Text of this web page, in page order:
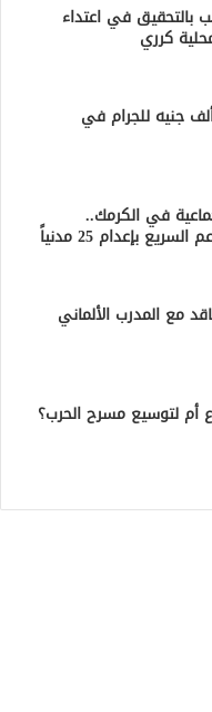
بالتحقيق في اعتداء
كرري
يتجاوز 700 ألف جنيه للجرام في
في الكرمك..
بإعدام 25 مدنياً
مع المدرب الألماني
أم لتوسيع مسرح الحرب؟